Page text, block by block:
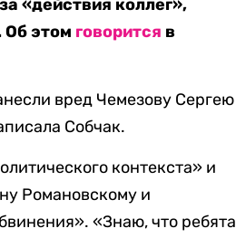
«действия коллег»,
Об этом говорится в
вред Чемезову Сергею
Собчак.
контекста» и
Романовскому и
«Знаю, что ребята